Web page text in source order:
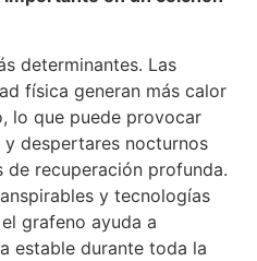
determinantes. Las
física generan más calor
lo que puede provocar
despertares nocturnos
de recuperación profunda.
y tecnologías
grafeno ayuda a
estable durante toda la